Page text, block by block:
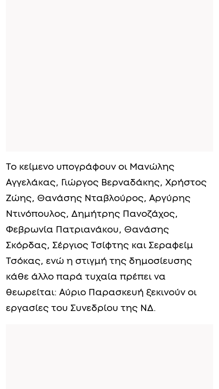
Το κείμενο υπογράφουν οι Μανώλης
Αγγελάκας, Γιώργος Βερναδάκης, Χρήστος
Ζώης, Θανάσης Νταβλούρος, Αργύρης
Ντινόπουλος, Δημήτρης Πανοζάχος,
Φεβρωνία Πατριανάκου, Θανάσης
Σκόρδας, Σέργιος Τσίφτης και Σεραφείμ
Τσόκας, ενώ η στιγμή της δημοσίευσης
κάθε άλλο παρά τυχαία πρέπει να
θεωρείται: Αύριο Παρασκευή ξεκινούν οι
εργασίες του Συνεδρίου της ΝΔ.